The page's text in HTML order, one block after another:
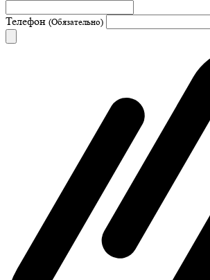
Телефон (Обязательно)